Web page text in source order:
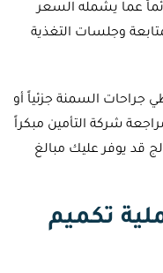
عما يشمله السعر
وجلسات التغذية
السمنة جزئياً أو
شركة التأمين مبكراً
قد يوفر عليك مبالغ
تكميم